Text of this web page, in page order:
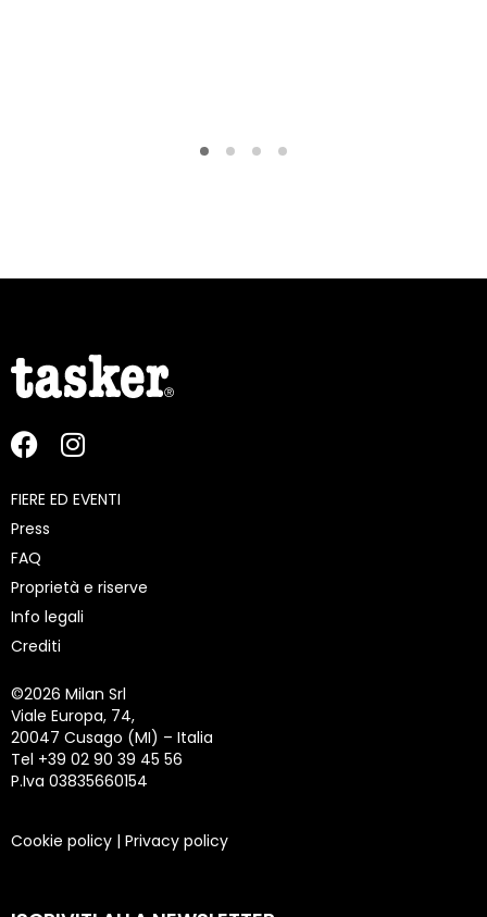
FIERE ED EVENTI
Press
FAQ
Proprietà e riserve
Info legali
Crediti
©2026 Milan Srl
Viale Europa, 74,
20047 Cusago (MI) – Italia
Tel +39 02 90 39 45 56
P.Iva 03835660154
Cookie policy | Privacy policy